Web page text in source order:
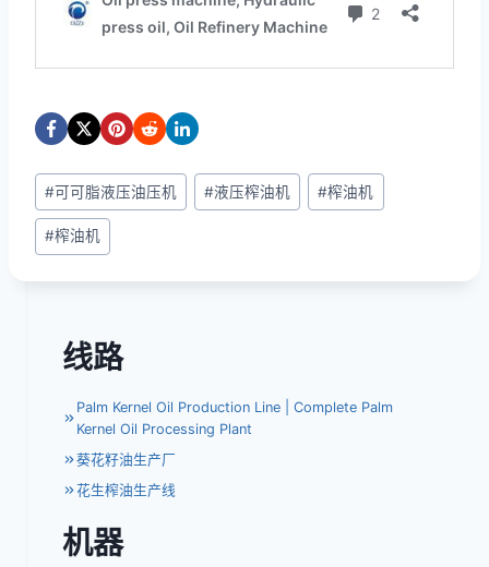
文
章
标
#可可脂液压油压机 #液压榨油机 #榨油机
#榨油机
线路
Palm Kernel Oil Production Line | Complete Palm
Kernel Oil Processing Plant
葵花籽油生产厂
花生榨油生产线
机器